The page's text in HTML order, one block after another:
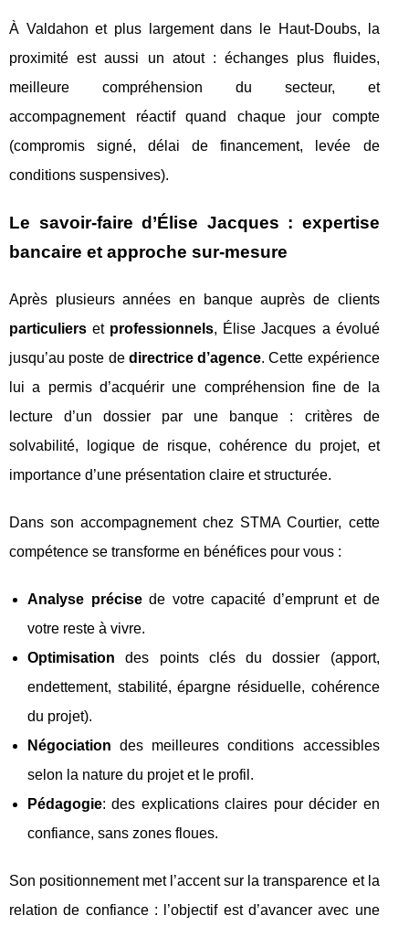
À Valdahon et plus largement dans le Haut-Doubs, la
proximité est aussi un atout : échanges plus fluides,
meilleure compréhension du secteur, et
accompagnement réactif quand chaque jour compte
(compromis signé, délai de financement, levée de
conditions suspensives).
Le savoir-faire d’Élise Jacques : expertise
bancaire et approche sur-mesure
Après plusieurs années en banque auprès de clients
particuliers et professionnels, Élise Jacques a évolué
jusqu’au poste de directrice d’agence. Cette expérience
lui a permis d’acquérir une compréhension fine de la
lecture d’un dossier par une banque : critères de
solvabilité, logique de risque, cohérence du projet, et
importance d’une présentation claire et structurée.
Dans son accompagnement chez STMA Courtier, cette
compétence se transforme en bénéfices pour vous :
Analyse précisede votre capacité d’emprunt et de
votre reste à vivre.
Optimisation des points clés du dossier (apport,
endettement, stabilité, épargne résiduelle, cohérence
du projet).
Négociation des meilleures conditions accessibles
selon la nature du projet et le profil.
Pédagogie: des explications claires pour décider en
confiance, sans zones floues.
Son positionnement met l’accent sur la transparence et la
relation de confiance : l’objectif est d’avancer avec une